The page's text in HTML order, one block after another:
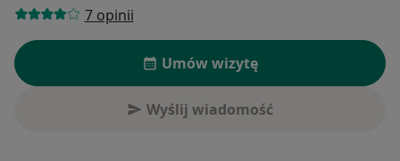
7 opinii
Umów wizytę
Wyślij wiadomość